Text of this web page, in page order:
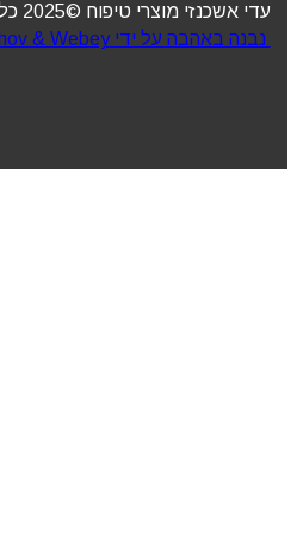
עדי אשכנזי מוצרי טיפוח ©2025 כל הזכויות שמורות
נבנה באהבה על ידי Omri Salhov & Webey